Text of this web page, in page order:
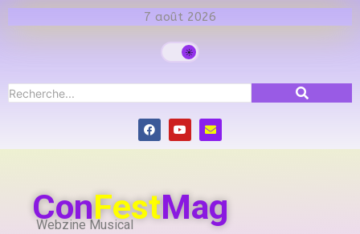
7 août 2026
ConFestMag
Webzine Musical